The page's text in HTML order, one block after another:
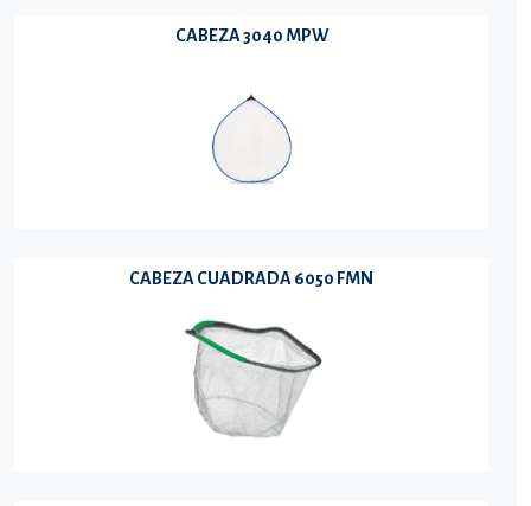
CABEZA 3040 MPW
CABEZA CUADRADA 6050 FMN